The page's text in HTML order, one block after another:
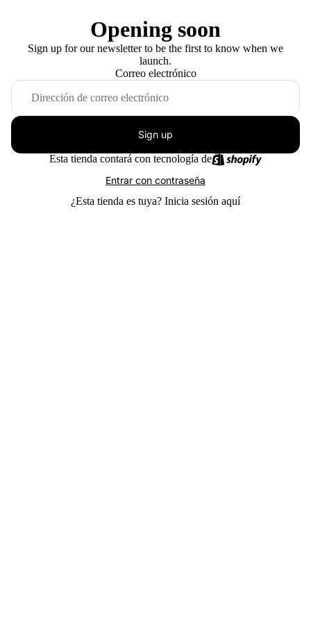
Opening soon
Sign up for our newsletter to be the first to know when we
launch.
Correo electrónico
Sign up
Esta tienda contará con tecnología de
Entrar con contraseña
¿Esta tienda es tuya? Inicia sesión aquí